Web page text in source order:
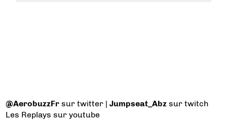
@AerobuzzFr sur twitter |Jumpseat_Abz sur twitch
Les Replays sur youtube